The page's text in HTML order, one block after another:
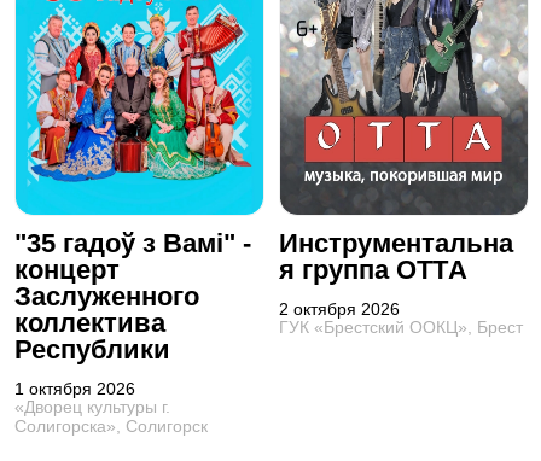
"35 гадоў з Вамі" -
концерт
Заслуженного
коллектива
Республики
1 октября 2026
«Дворец культуры г.
Солигорска», Солигорск
Инструментальна
я группа OTTА
2 октября 2026
ГУК «Брестский ООКЦ», Брест